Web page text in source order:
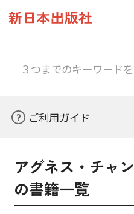
ご利用ガイド
アグネス・チャン
の書籍一覧